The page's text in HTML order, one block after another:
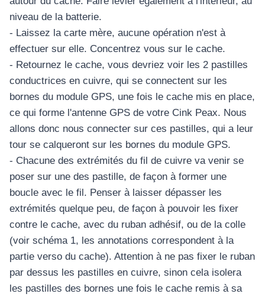
niveau de la batterie.
- Laissez la carte mère, aucune opération n'est à
effectuer sur elle. Concentrez vous sur le cache.
- Retournez le cache, vous devriez voir les 2 pastilles
conductrices en cuivre, qui se connectent sur les
bornes du module GPS, une fois le cache mis en place,
ce qui forme l'antenne GPS de votre Cink Peax. Nous
allons donc nous connecter sur ces pastilles, qui a leur
tour se calqueront sur les bornes du module GPS.
- Chacune des extrémités du fil de cuivre va venir se
poser sur une des pastille, de façon à former une
boucle avec le fil. Penser à laisser dépasser les
extrémités quelque peu, de façon à pouvoir les fixer
contre le cache, avec du ruban adhésif, ou de la colle
(voir schéma 1, les annotations correspondent à la
partie verso du cache). Attention à ne pas fixer le ruban
par dessus les pastilles en cuivre, sinon cela isolera
les pastilles des bornes une fois le cache remis à sa